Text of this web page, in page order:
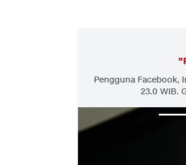
"
Pengguna Facebook,
23.0 WIB.